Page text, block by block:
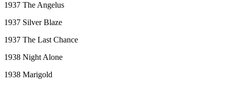
1937 The Angelus
1937 Silver Blaze
1937 The Last Chance
1938 Night Alone
1938 Marigold